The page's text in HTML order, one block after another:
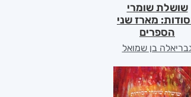
שושלת שומרי
מארז שני
הספרים
בן שמואל